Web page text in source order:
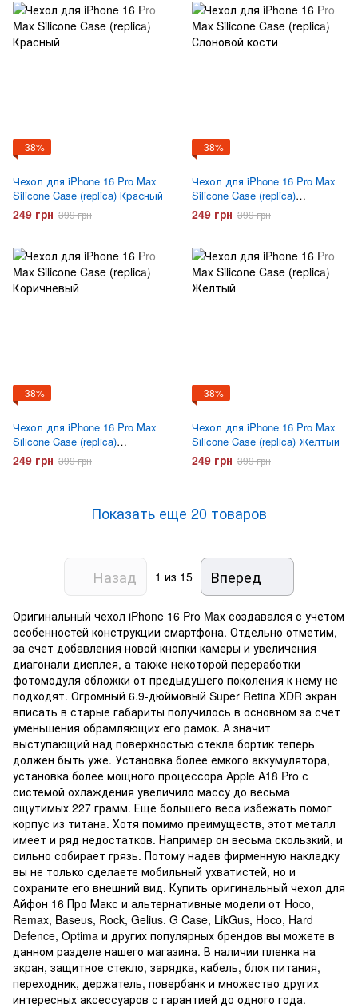
−38%
Чехол для iPhone 16 Pro Max
Silicone Case (replica) Красный
249 грн 399 грн
−38%
Чехол для iPhone 16 Pro Max
Silicone Case (replica)
Слоновой кости
249 грн 399 грн
−38%
Чехол для iPhone 16 Pro Max
Silicone Case (replica)
Коричневый
249 грн 399 грн
−38%
Чехол для iPhone 16 Pro Max
Silicone Case (replica) Желтый
249 грн 399 грн
Показать еще 20 товаров
Назад 1 из 15 Вперед
Оригинальный чехол iPhone 16 Pro Max создавался с учетом
особенностей конструкции смартфона. Отдельно отметим,
за счет добавления новой кнопки камеры и увеличения
диагонали дисплея, а также некоторой переработки
фотомодуля обложки от предыдущего поколения к нему не
подходят. Огромный 6.9-дюймовый Super Retina XDR экран
вписать в старые габариты получилось в основном за счет
уменьшения обрамляющих его рамок. А значит
выступающий над поверхностью стекла бортик теперь
должен быть уже. Установка более емкого аккумулятора,
установка более мощного процессора Apple A18 Pro с
системой охлаждения увеличило массу до весьма
ощутимых 227 грамм. Еще большего веса избежать помог
корпус из титана. Хотя помимо преимуществ, этот металл
имеет и ряд недостатков. Например он весьма скользкий, и
сильно собирает грязь. Потому надев фирменную накладку
вы не только сделаете мобильный ухватистей, но и
сохраните его внешний вид. Купить оригинальный чехол для
Айфон 16 Про Макс и альтернативные модели от Hoco,
Remax, Baseus, Rock, Gelius. G Case, LikGus, Hoco, Hard
Defence, Optima и других популярных брендов вы можете в
данном разделе нашего магазина. В наличии пленка на
экран, защитное стекло, зарядка, кабель, блок питания,
переходник, держатель, повербанк и множество других
интересных аксессуаров с гарантией до одного года.